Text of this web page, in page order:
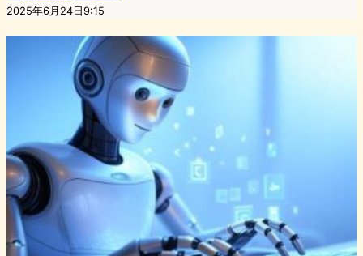
2025年6月24日9:15